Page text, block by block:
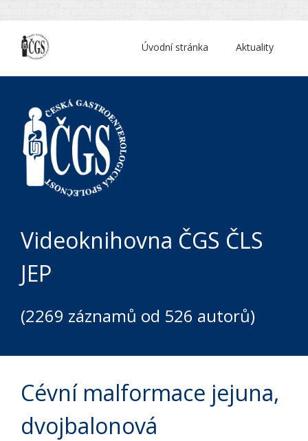
Aktuality
Úvodní stránka
Videoknihovna ČGS ČLS
JEP
(2269 záznamů od 526 autorů)
Cévní malformace jejuna,
dvojbalonová